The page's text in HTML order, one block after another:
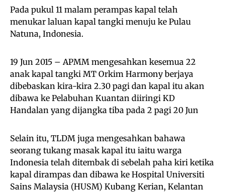
Pada pukul 11 malam perampas kapal telah
menukar laluan kapal tangki menuju ke Pulau
Natuna, Indonesia.
19 Jun 2015 – APMM mengesahkan kesemua 22
anak kapal tangki MT Orkim Harmony berjaya
dibebaskan kira-kira 2.30 pagi dan kapal itu akan
dibawa ke Pelabuhan Kuantan diiringi KD
Handalan yang dijangka tiba pada 2 pagi 20 Jun
Selain itu, TLDM juga mengesahkan bahawa
seorang tukang masak kapal itu iaitu warga
Indonesia telah ditembak di sebelah paha kiri ketika
kapal dirampas dan dibawa ke Hospital Universiti
Sains Malaysia (HUSM) Kubang Kerian, Kelantan